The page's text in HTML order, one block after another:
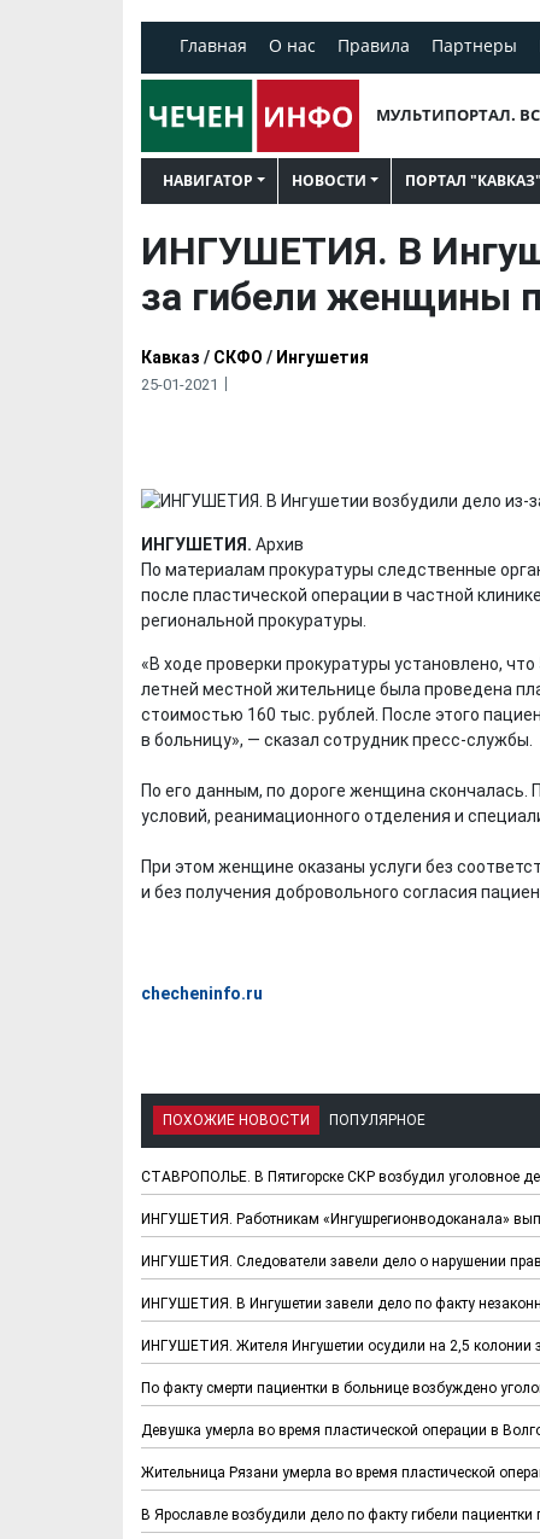
Главная О нас Правила Партнеры
МУЛЬТИПОРТАЛ.
НАВИГАТОР НОВОСТИ ПОРТАЛ "КАВКАЗ"
ИНГУШЕТИЯ. В
за гибели женщины
Кавказ / СКФО / Ингушетия
25-01-2021
ИНГУШЕТИЯ. Архив
По материалам прокуратуры следственные
после пластической операции в частной
региональной прокуратуры.
«В ходе проверки прокуратуры установлено,
летней местной жительнице была проведена
стоимостью 160 тыс. рублей. После этого
в больницу», — сказал сотрудник пресс-службы.
По его данным, по дороге женщина
условий, реанимационного отделения и
При этом женщине оказаны услуги без
и без получения добровольного согласия
checheninfo.ru
ПОХОЖИЕ НОВОСТИ ПОПУЛЯРНОЕ
СТАВРОПОЛЬЕ. В Пятигорске СКР возбудил уголовное
ИНГУШЕТИЯ. Работникам «Ингушрегионводоканала»
ИНГУШЕТИЯ. Следователи завели дело о нарушении
ИНГУШЕТИЯ. В Ингушетии завели дело по факту
ИНГУШЕТИЯ. Жителя Ингушетии осудили на 2,5 колонии
По факту смерти пациентки в больнице возбуждено
Девушка умерла во время пластической операции в
Жительница Рязани умерла во время пластической
В Ярославле возбудили дело по факту гибели пациентки